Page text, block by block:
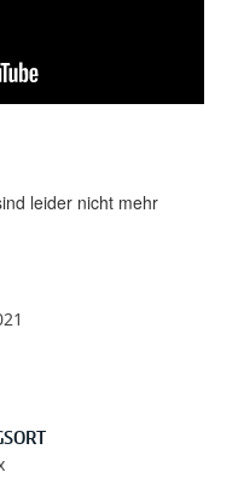
leider nicht mehr